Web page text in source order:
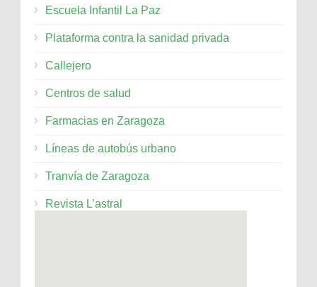
Escuela Infantil La Paz
Plataforma contra la sanidad privada
Callejero
Centros de salud
Farmacias en Zaragoza
Líneas de autobús urbano
Tranvía de Zaragoza
Revista L’astral